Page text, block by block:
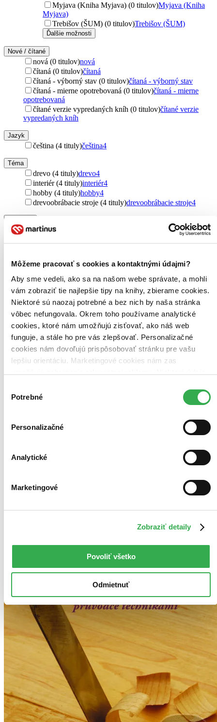
Môžeme pracovať s cookies a kontaktnými údajmi?
Aby sme vedeli, ako sa na našom webe správate, a mohli
vám zobraziť tie najlepšie tipy na knihy, zbierame cookies.
Niektoré sú naozaj potrebné a bez nich by naša stránka
vôbec nefungovala. Okrem toho používame analytické
cookies, ktoré nám umožňujú zisťovať, ako náš web
funguje, a stále ho pre vás zlepšovať. Personalizačné
cookies nám dovoľujú prispôsobovať stránku pre vašu
lepšiu orientáciu. Marketingové cookies nám zas
keby sme mohli používať všetky tieto cookies. Ďakujeme!
súhlasu
Potrebné
Personalizačné
Analytické
Marketingové
Zobraziť detaily
Povoliť všetko
Odmietnuť
Myjava (Kniha Myjava) (0 titulov)Myjava (Kniha
Myjava)
Trebišov (ŠUM) (0 titulov)Trebišov (ŠUM)
Ďalšie možnosti
Nové / čítané
nová (0 titulov)nová
čítaná (0 titulov)čítaná
čítaná - výborný stav (0 titulov)čítaná - výborný stav
čítaná - mierne opotrebovaná (0 titulov)čítaná - mierne
opotrebovaná
čítané verzie vypredaných kníh (0 titulov)čítané verzie
vypredaných kníh
Jazyk
čeština (4 tituly)čeština4
Téma
drevo (4 tituly)drevo4
interiér (4 tituly)interiér4
hobby (4 tituly)hobby4
drevoobrábacie stroje (4 tituly)drevoobrábacie stroje4
pre mužov (4 tituly)
Väzba
špirálová väzba (2 tituly) špirálová väzba
pevná so špirálou (1 titul)pevná so špirálou1
Formát
E-kniha: PDF (1 titul)E-kniha: PDF
Zúžiť výber
Zoradiť
Novinky